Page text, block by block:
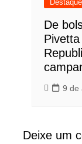
Destaque
De
9 de
Deixe um